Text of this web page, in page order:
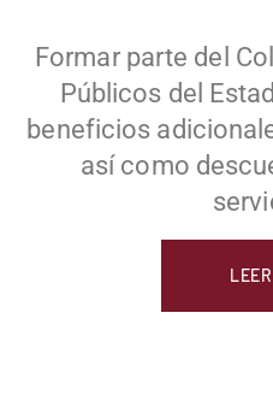
Formar parte del
Públicos del
beneficios
así como